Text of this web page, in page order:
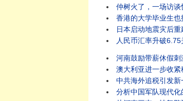
仲树火了，一场访
香港的大学毕业生
日本启动地震灾后
人民币汇率升破
河南鼓励带薪休假
澳大利亚进一步收
中共海外追税引发
分析中国军队现代